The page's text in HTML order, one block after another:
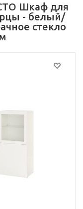
Шкаф для
- белый/
стекло